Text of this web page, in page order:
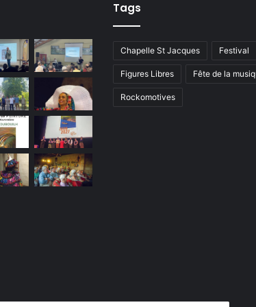
Tags
Chapelle St Jacques Festival
Figures Libres Fête de la
Rockomotives